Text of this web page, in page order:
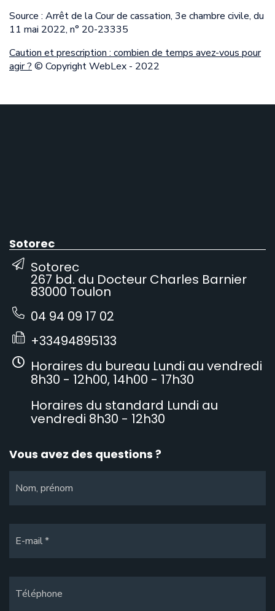
Source : Arrêt de la Cour de cassation, 3e chambre civile, du
11 mai 2022, n° 20-23335
Caution et prescription : combien de temps avez-vous pour
agir ? © Copyright WebLex - 2022
Sotorec
Sotorec
267 bd. du Docteur Charles Barnier
83000 Toulon
04 94 09 17 02
+33494895133
Horaires du bureau Lundi au vendredi
8h30 - 12h00, 14h00 - 17h30
Horaires du standard Lundi au
vendredi 8h30 - 12h30
Vous avez des questions ?
Nom, prénom
E-mail
Téléphone